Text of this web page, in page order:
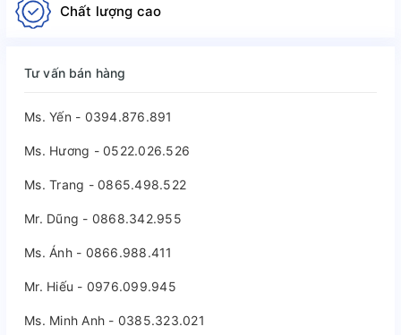
Chất lượng cao
Tư vấn bán hàng
Ms. Yến - 0394.876.891
Ms. Hương - 0522.026.526
Ms. Trang - 0865.498.522
Mr. Dũng - 0868.342.955
Ms. Ánh - 0866.988.411
Mr. Hiếu - 0976.099.945
Ms. Minh Anh - 0385.323.021